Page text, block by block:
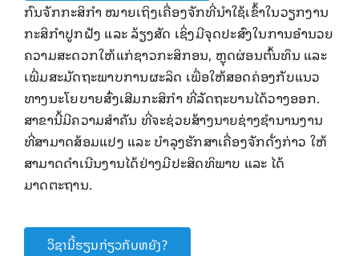
ກົນຈັກກະສິກໍາ ໝາຍເຖິງເຄື່ອງຈັກທີ່ນໍາໃຊ້ເຂົ້າໃນວຽກງານ
ກະສິກໍາປູກຝັງ ແລະ ລ້ຽງສັດ ເຊິ່ງມີຈຸດປະສົງໃນການອໍານວຍ
ຄວາມສະດວກໃຫ້ແກ່ຊາວກະສິກອນ, ຫຼຸດຜ່ອນຕົ້ນທຶນ ແລະ
ເພີ່ມສະມັດຖະພາບການຜະລິດ ເພື່ອໃຫ້ສອດຄ່ອງກັບແນວ
ທາງນະໂຍບາຍສົ່ງເສີມກະສິກໍາ ທີ່ລັດຖະບານໄດ້ວາງອອກ.
ສາຂານີ້ມີຄວາມສໍາຄັນ ທີ່ຈະຊ່ວຍສ້າງນາຍຊ່າງຊໍານານງານ
ທີ່ສາມາດສ້ອມແປງ ແລະ ບໍາລຸງຮັກສາເຄື່ອງຈັກດັ່ງກ່າວ ໃຫ້
ສາມາດດໍາເນີນງານໄດ້ຢ່າງມີປະສິດທິພາບ ແລະ ໄດ້
ມາດຕະຖານ.
ວິຊານີ້ຮຽນກ່ຽວກັບຫຍັງ?